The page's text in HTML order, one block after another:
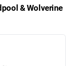
& Wolverine